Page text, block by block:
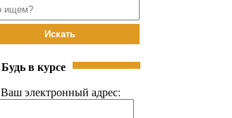
Будь в курсе
Ваш электронный адрес: